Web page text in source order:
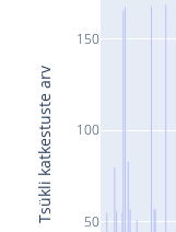
50
100
150
Tsükli katkestuste arv